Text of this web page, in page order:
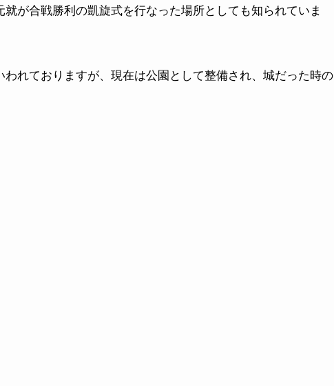
が合戦勝利の凱旋式を行なった場所としても知られていま
れておりますが、現在は公園として整備され、城だった時の